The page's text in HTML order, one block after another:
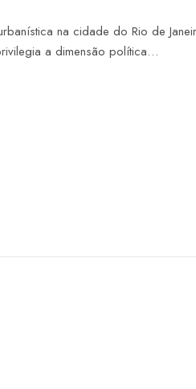
na cidade do Rio de
a dimensão política…